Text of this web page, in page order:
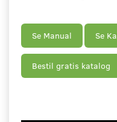
Se Manual Se
Bestil gratis katalog